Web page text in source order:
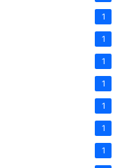
1
1
1
1
1
1
1